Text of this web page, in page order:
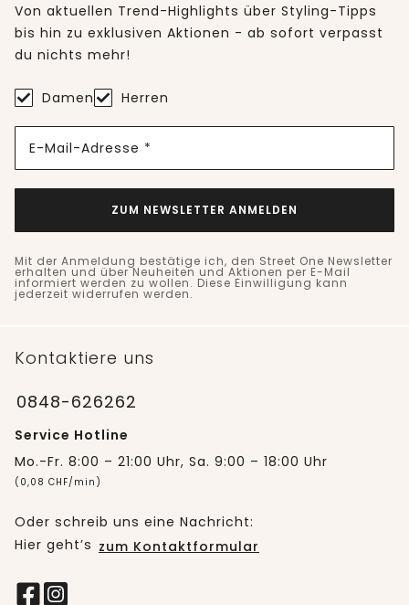
Von aktuellen Trend-Highlights über Styling-Tipps
bis hin zu exklusiven Aktionen - ab sofort verpasst
du nichts mehr!
Damen Herren
E-Mail-Adresse *
ZUM NEWSLETTER ANMELDEN
Mit der Anmeldung bestätige ich, den Street One Newsletter
erhalten und über Neuheiten und Aktionen per E-Mail
informiert werden zu wollen. Diese Einwilligung kann
jederzeit widerrufen werden.
Kontaktiere uns
0848-626262
Service Hotline
Mo.-Fr. 8:00 – 21:00 Uhr, Sa. 9:00 – 18:00 Uhr
(0,08 CHF/min)
Oder schreib uns eine Nachricht:
Hier geht’s zum Kontaktformular